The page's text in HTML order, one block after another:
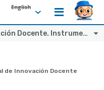
English
II Congreso Internacional Innovación Docente. Instrumentos y herramientas en la investigación de las Lenguas Clásicas
de Innovación Docente